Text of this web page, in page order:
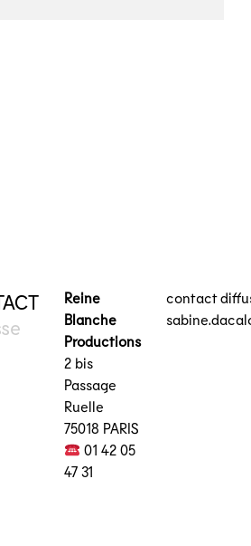
Reine
Blanche
Productions
2 bis
Passage
Ruelle
75018 PARIS
01 42 05
47 31
contact